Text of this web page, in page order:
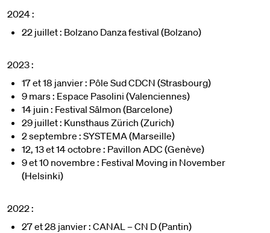
2024 :
22 juillet : Bolzano Danza festival (Bolzano)
2023 :
17 et 18 janvier : Pôle Sud CDCN (Strasbourg)
9 mars : Espace Pasolini (Valenciennes)
14 juin : Festival Sâlmon (Barcelone)
29 juillet : Kunsthaus Zürich (Zurich)
2 septembre : SYSTEMA (Marseille)
12, 13 et 14 octobre : Pavillon ADC (Genève)
9 et 10 novembre : Festival Moving in November
(Helsinki)
2022 :
27 et 28 janvier : CANAL – CN D (Pantin)